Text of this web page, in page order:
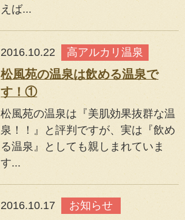
えば...
2016.10.22 高アルカリ温泉
松風苑の温泉は飲める温泉で
す！①
松風苑の温泉は『美肌効果抜群な温
泉！！』と評判ですが、実は『飲め
る温泉』としても親しまれていま
す...
2016.10.17 お知らせ